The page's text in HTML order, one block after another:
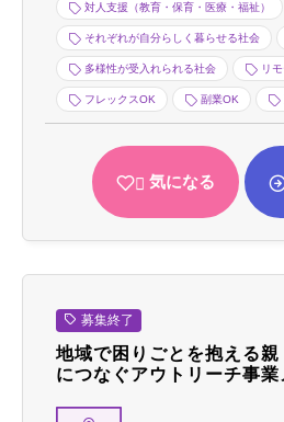
対人支援（教育・保育・医療・福祉）
それぞれが自分らしく暮らせる社会
多様性が受入れられる社会 リ
フレックスOK 副業OK
気になる
募集終了
地域で困りごとを抱える
につなぐアウトリーチ事業